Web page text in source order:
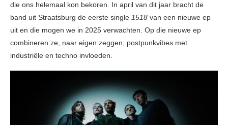
die ons helemaal kon bekoren. In april van dit jaar bracht de
band uit Straatsburg de eerste single 1518 van een nieuwe ep
uit en die mogen we in 2025 verwachten. Op die nieuwe ep
combineren ze, naar eigen zeggen, postpunkvibes met
industriële en techno invloeden.